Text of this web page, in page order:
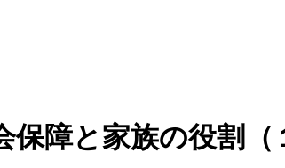
障と家族の役割